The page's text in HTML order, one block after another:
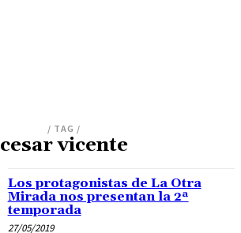
/ TAG /
cesar vicente
Los protagonistas de La Otra
Mirada nos presentan la 2ª
temporada
27/05/2019